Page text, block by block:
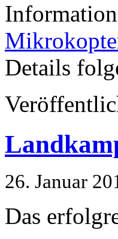
Details
26. Januar
Das